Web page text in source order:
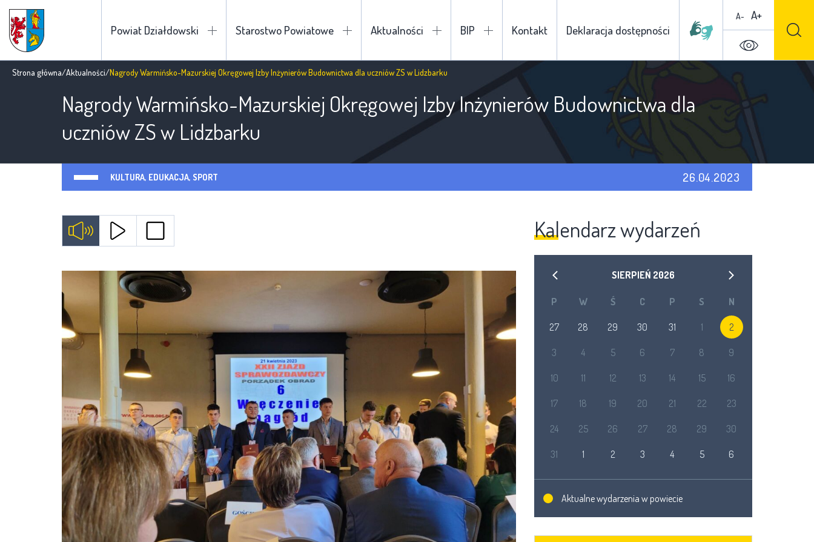
Powiat Działdowski Starostwo Powiatowe Aktualności BIP Kontakt Deklaracja dostępności
A- A+
Strona główna/Aktualności/Nagrody Warmińsko-Mazurskiej Okręgowej Izby Inżynierów Budownictwa dla uczniów ZS w Lidzbarku
Nagrody Warmińsko-Mazurskiej Okręgowej Izby Inżynierów Budownictwa dla
uczniów ZS w Lidzbarku
KULTURA, EDUKACJA, SPORT 26.04.2023
Kalendarz wydarzeń
SIERPIEŃ 2026
P W Ś C P S N
27 28 29 30 31 1 2
3 4 5 6 7 8 9
10 11 12 13 14 15 16
17 18 19 20 21 22 23
24 25 26 27 28 29 30
31 1 2 3 4 5 6
Aktualne wydarzenia w powiecie